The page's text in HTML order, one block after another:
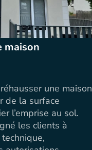
maison
une maison
de la surface
l’emprise au sol.
les clients à